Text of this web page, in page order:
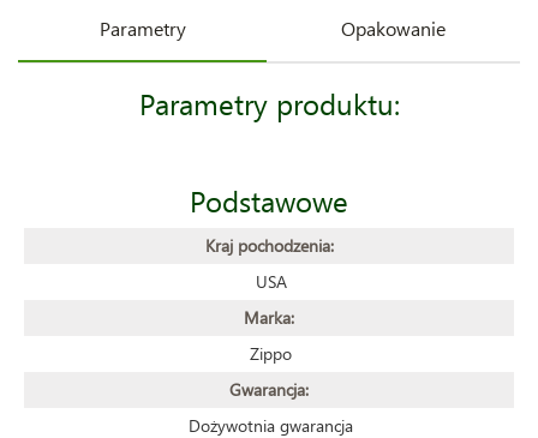
Parametry Opakowanie
Parametry produktu:
Podstawowe
Kraj pochodzenia:
USA
Marka:
Zippo
Gwarancja:
Dożywotnia gwarancja